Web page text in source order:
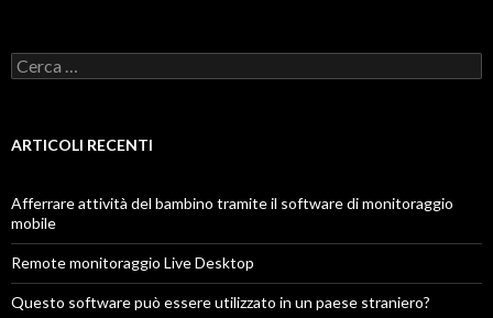
R
i
r
p
e
r
:
ARTICOLI RECENTI
Afferrare attività del bambino tramite il software di monitoraggio
mobile
Remote monitoraggio Live Desktop
Questo software può essere utilizzato in un paese straniero?